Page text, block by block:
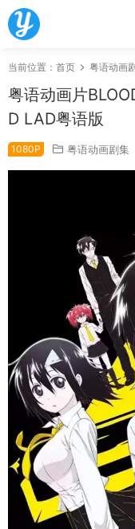
当前位置： 首页 粤语动画
粤语动画片
D LAD粤语版
1080P 粤语动画剧集